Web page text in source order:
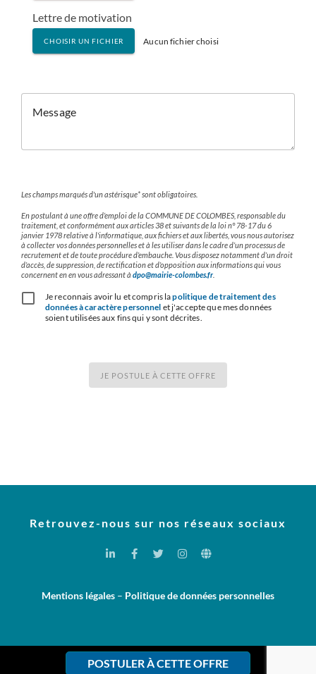
POSTULER À CETTE OFFRE
Lettre de motivation
CHOISIR UN FICHIER Aucun fichier choisi
Message
Les champs marqués d'un astérisque* sont obligatoires.
En postulant à une offre d’emploi de la COMMUNE DE COLOMBES, responsable du
traitement, et conformément aux articles 38 et suivants de la loi n° 78-17 du 6
janvier 1978 relative à l'informatique, aux fichiers et aux libertés, vous nous autorisez
à collecter vos données personnelles et à les utiliser dans le cadre d’un processus de
recrutement et de toute procédure d’embauche. Vous disposez notamment d’un droit
d’accès, de suppression, de rectification et d’opposition aux informations qui vous
concernent en en vous adressant à dpo@mairie-colombes.fr
Je reconnais avoir lu et compris lapolitique de traitement des
données à caractère personnel et j'accepte que mes données
soient utilisées aux fins qui y sont décrites.
JE POSTULE À CETTE OFFRE
Retrouvez-nous sur nos réseaux sociaux
Mentions légales – Politique de données personnelles
© Copyright 2022 – Powered byBeetween